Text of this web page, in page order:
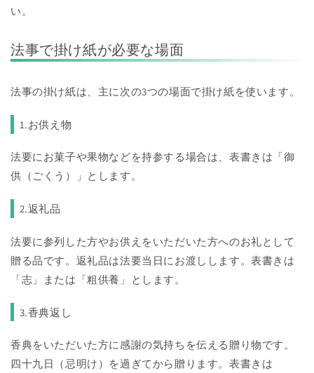
い。
法事で掛け紙が必要な場面
法事の掛け紙は、主に次の3つの場面で掛け紙を使います。
1.お供え物
法要にお菓子や果物などを持参する場合は、表書きは「御
供（ごくう）」とします。
2.返礼品
法要に参列した方やお供えをいただいた方へのお礼として
贈る品です。返礼品は法要当日にお渡しします。表書きは
「志」または「粗供養」とします。
3.香典返し
香典をいただいた方に感謝の気持ちを伝える贈り物です。
四十九日（忌明け）を過ぎてから贈ります。表書きは